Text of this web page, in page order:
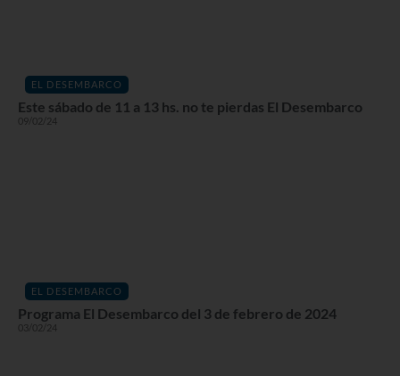
EL DESEMBARCO
Este sábado de 11 a 13 hs. no te pierdas El Desembarco
09/02/24
EL DESEMBARCO
Programa El Desembarco del 3 de febrero de 2024
03/02/24